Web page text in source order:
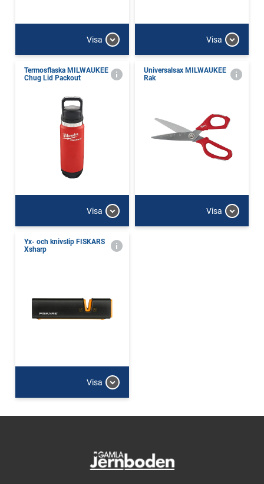
Visa Visa
Termosflaska MILWAUKEE
Chug Lid Packout
Visa
Universalsax MILWAUKEE
Rak
Visa
Yx- och knivslip FISKARS
Xsharp
Visa